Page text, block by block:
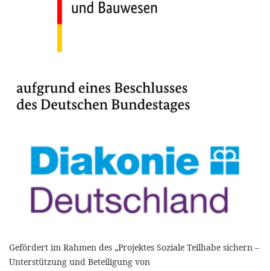
Gefördert im Rahmen des „Projektes Soziale Teilhabe sichern –
Unterstützung und Beteiligung von